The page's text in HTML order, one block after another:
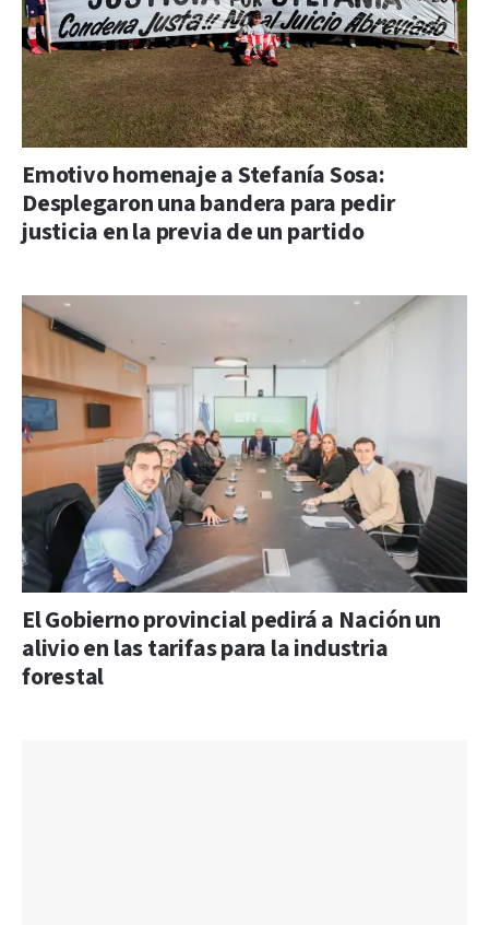
Emotivo homenaje a Stefanía Sosa:
Desplegaron una bandera para pedir
justicia en la previa de un partido
El Gobierno provincial pedirá a Nación un
alivio en las tarifas para la industria
forestal